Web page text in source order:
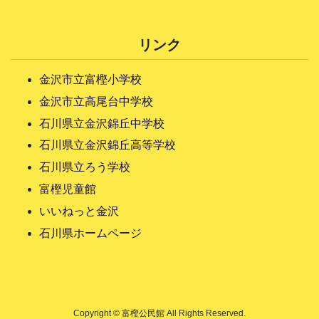
リンク
金沢市立富樫小学校
金沢市立高尾台中学校
石川県立金沢錦丘中学校
石川県立金沢錦丘高等学校
石川県立ろう学校
富樫児童館
いいねっと金沢
石川県ホームページ
Copyright © 富樫公民館 All Rights Reserved.